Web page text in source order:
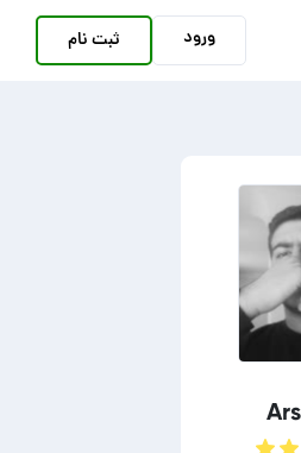
ورود ثبت نام